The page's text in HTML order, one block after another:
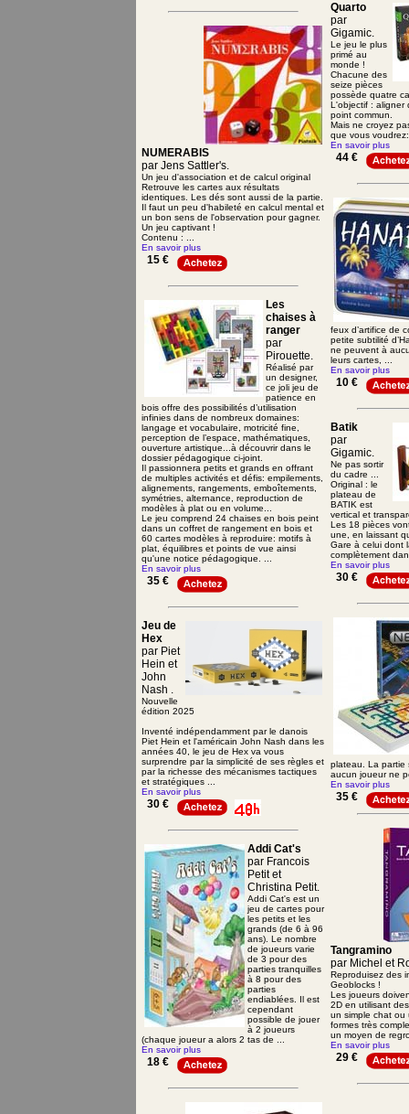
NUMERABIS
par Jens Sattler's.
Un jeu d'association et de calcul original
Retrouve les cartes aux résultats
identiques. Les dés sont aussi de la partie.
Il faut un peu d'habileté en calcul mental et
un bon sens de l'observation pour gagner.
Un jeu captivant !
Contenu : ...
En savoir plus
15 €
Les
chaises à
ranger
par
Pirouette.
Réalisé par
un designer,
ce joli jeu de
patience en
bois offre des possibilités d’utilisation
infinies dans de nombreux domaines:
langage et vocabulaire, motricité fine,
perception de l’espace, mathématiques,
ouverture artistique...à découvrir dans le
dossier pédagogique ci-joint.
Il passionnera petits et grands en offrant
de multiples activités et défis: empilements,
alignements, rangements, emboîtements,
symétries, alternance, reproduction de
modèles à plat ou en volume...
Le jeu comprend 24 chaises en bois peint
dans un coffret de rangement en bois et
60 cartes modèles à reproduire: motifs à
plat, équilibres et points de vue ainsi
qu'une notice pédagogique. ...
En savoir plus
35 €
Jeu de
Hex
par Piet
Hein et
John
Nash .
Nouvelle
édition 2025
Inventé indépendamment par le danois
Piet Hein et l'américain John Nash dans les
années 40, le jeu de Hex va vous
surprendre par la simplicité de ses règles et
par la richesse des mécanismes tactiques
et stratégiques ...
En savoir plus
30 €
Addi Cat's
par Francois
Petit et
Christina Petit.
Addi Cat's est un
jeu de cartes pour
les petits et les
grands (de 6 à 96
ans). Le nombre
de joueurs varie
de 3 pour des
parties tranquilles
à 8 pour des
parties
endiablées. Il est
cependant
possible de jouer
à 2 joueurs
(chaque joueur a alors 2 tas de ...
En savoir plus
18 €
Quarto
par
Gigamic.
Le jeu le plus
primé au
monde !
Chacune des
seize pièces
possède quatre
L'objectif : aligner
point commun.
Mais ne croyez
que vous
En savoir plus
44 €
feux d’artifice de
petite subtilité
ne peuvent à
leurs cartes, ...
En savoir plus
10 €
Batik
par
Gigamic.
Ne pas sortir
du cadre ...
Original : le
plateau de
BATIK est
vertical et
Les 18 pièces
une, en laissant
Gare à celui dont
complètement
En savoir plus
30 €
plateau. La partie
aucun joueur ne
En savoir plus
35 €
Tangramino
par Michel et
Reproduisez des
Geoblocks !
Les joueurs
2D en utilisant
un simple chat ou
formes très
un moyen de
En savoir plus
29 €